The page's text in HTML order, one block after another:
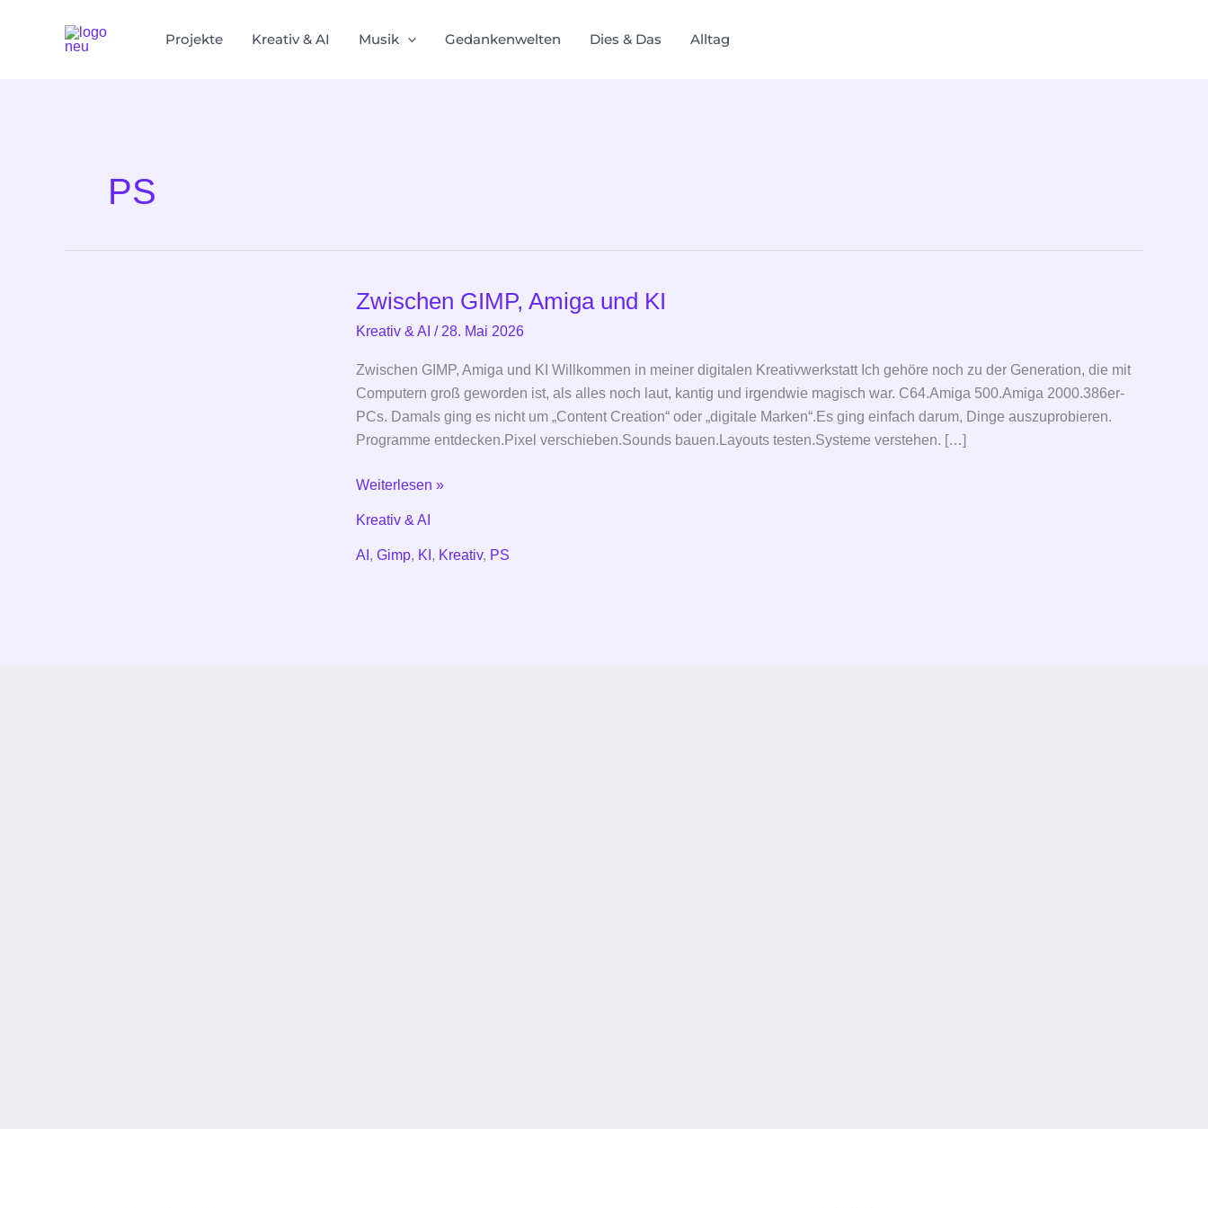
Projekte Kreativ & AI Musik Gedankenwelten Dies & Das Alltag
PS
Zwischen GIMP, Amiga und KI
Kreativ & AI / 28. Mai 2026
Zwischen GIMP, Amiga und KI Willkommen in meiner digitalen Kreativwerkstatt Ich gehöre noch zu der Generation, die mit
Computern groß geworden ist, als alles noch laut, kantig und irgendwie magisch war. C64.Amiga 500.Amiga 2000.386er-
PCs. Damals ging es nicht um „Content Creation“ oder „digitale Marken“.Es ging einfach darum, Dinge auszuprobieren.
Programme entdecken.Pixel verschieben.Sounds bauen.Layouts testen.Systeme verstehen. […]
Zwischen
und
KI
Weiterlesen »
Kreativ & AI
AI , Gimp, KI , Kreativ, PS